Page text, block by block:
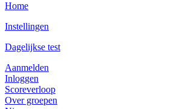
Home
Instellingen
Dagelijkse test
Aanmelden
Inloggen
Scoreverloop
Over groepen